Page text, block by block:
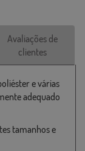
Avaliações de
clientes
e várias
adequado
tamanhos e